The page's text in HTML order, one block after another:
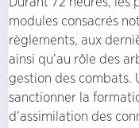
modules consacrés
règlements, aux
ainsi qu’au rôle des
gestion des combats.
sanctionner la
d’assimilation des